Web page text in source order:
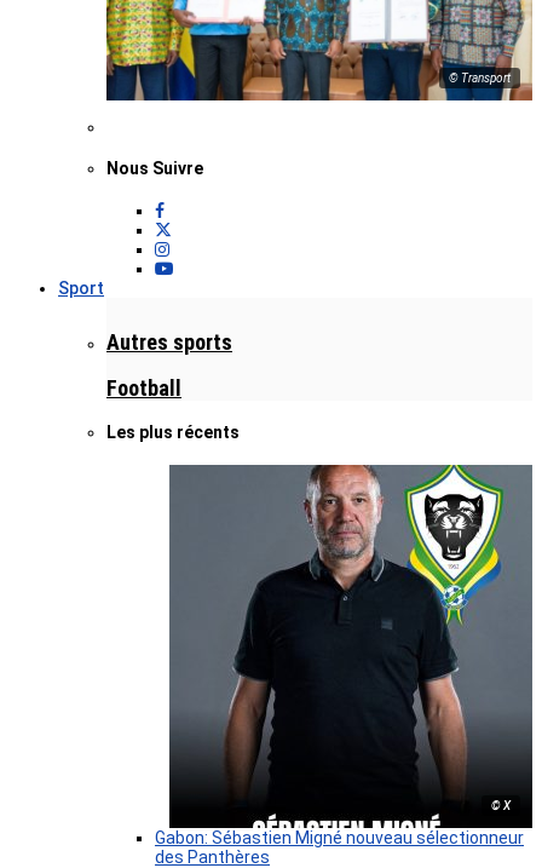
© Transport
Nous Suivre
Sport
Autres sports
Football
Les plus récents
© X
Gabon: Sébastien Migné nouveau sélectionneur
des Panthères